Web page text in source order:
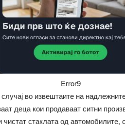
Error9
во извештаите на
деца кои продаваат ситни
чистат стаклата од